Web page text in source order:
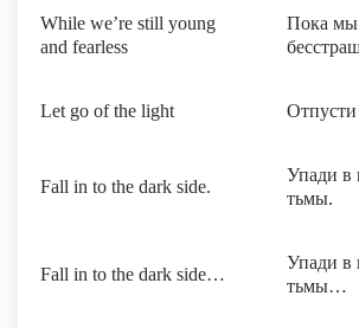
While we’re still young
and fearless
Пока
Let go of the light Отпусти
Fall in to the dark side.
Упади в
тьмы.
Fall in to the dark side…
Упади в
тьмы…